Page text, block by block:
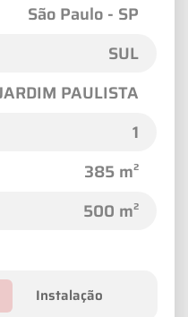
São Paulo - SP
SUL
PAULISTA
1
385 m²
500 m²
Instalação